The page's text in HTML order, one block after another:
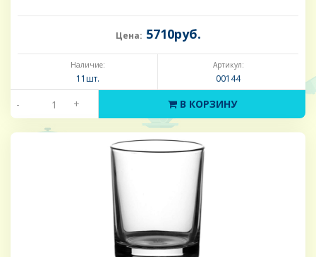
Цена: 5710руб.
Наличие:
11шт.
Артикул:
00144
- + В КОРЗИНУ